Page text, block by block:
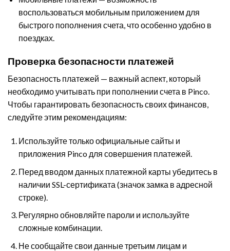
воспользоваться мобильным приложением для
быстрого пополнения счета, что особенно удобно в
поездках.
Проверка безопасности платежей
Безопасность платежей — важный аспект, который
необходимо учитывать при пополнении счета в Pinco.
Чтобы гарантировать безопасность своих финансов,
следуйте этим рекомендациям:
Используйте только официальные сайты и
приложения Pinco для совершения платежей.
Перед вводом данных платежной карты убедитесь в
наличии SSL-сертификата (значок замка в адресной
строке).
Регулярно обновляйте пароли и используйте
сложные комбинации.
Не сообщайте свои данные третьим лицам и